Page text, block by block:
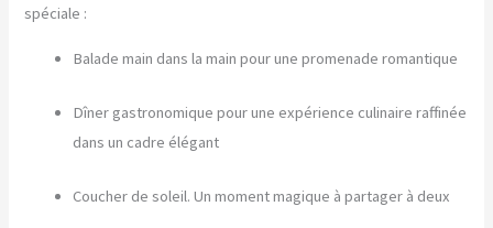
spéciale :
Balade main dans la main pour une promenade romantique
Dîner gastronomique pour une expérience culinaire raffinée
dans un cadre élégant
Coucher de soleil. Un moment magique à partager à deux